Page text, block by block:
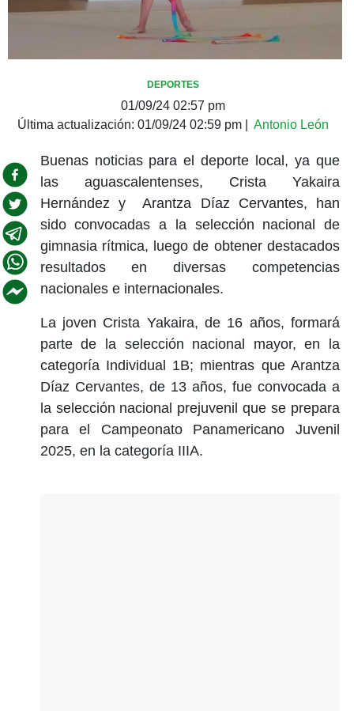
DEPORTES
01/09/24 02:57 pm
Última actualización: 01/09/24 02:59 pm Antonio León
Buenas noticias para el deporte local, ya que
las aguascalentenses, Crista Yakaira
Hernández y Arantza Díaz Cervantes, han
sido convocadas a la selección nacional de
gimnasia rítmica, luego de obtener destacados
resultados en diversas competencias
nacionales e internacionales.
La joven Crista Yakaira, de 16 años, formará
parte de la selección nacional mayor, en la
categoría Individual 1B; mientras que Arantza
Díaz Cervantes, de 13 años, fue convocada a
la selección nacional prejuvenil que se prepara
para el Campeonato Panamericano Juvenil
2025, en la categoría IIIA.